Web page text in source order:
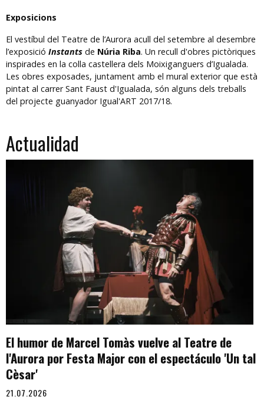
Exposicions
El vestíbul del Teatre de l’Aurora acull del setembre al desembre
l’exposició Instants de Núria Riba. Un recull d'obres pictòriques
inspirades en la colla castellera dels Moixiganguers d’Igualada.
Les obres exposades, juntament amb el mural exterior que està
pintat al carrer Sant Faust d'Igualada, són alguns dels treballs
del projecte guanyador Igual'ART 2017/18.
Actualidad
El humor de Marcel Tomàs vuelve al Teatre de
l'Aurora por Festa Major con el espectáculo 'Un tal
Cèsar'
21.07.2026